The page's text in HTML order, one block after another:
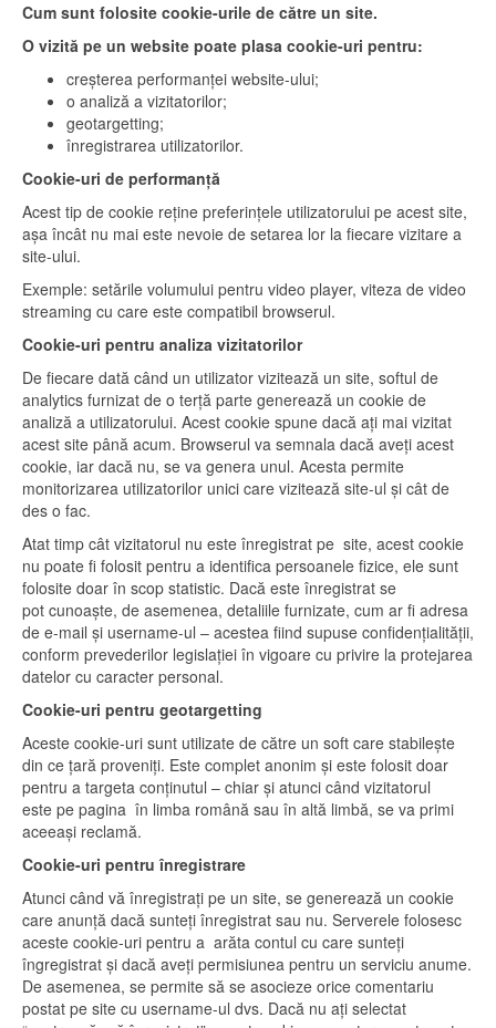
Cum sunt folosite cookie-urile de către un site.
O vizită pe un website poate plasa cookie-uri pentru:
creșterea performanței website-ului;
o analiză a vizitatorilor;
geotargetting;
înregistrarea utilizatorilor.
Cookie-uri de performanță
Acest tip de cookie reține preferințele utilizatorului pe acest site,
așa încât nu mai este nevoie de setarea lor la fiecare vizitare a
site-ului.
Exemple: setările volumului pentru video player, viteza de video
streaming cu care este compatibil browserul.
Cookie-uri pentru analiza vizitatorilor
De fiecare dată când un utilizator vizitează un site, softul de
analytics furnizat de o terță parte generează un cookie de
analiză a utilizatorului. Acest cookie spune dacă ați mai vizitat
acest site până acum. Browserul va semnala dacă aveți acest
cookie, iar dacă nu, se va genera unul. Acesta permite
monitorizarea utilizatorilor unici care vizitează site-ul și cât de
des o fac.
Atat timp cât vizitatorul nu este înregistrat pe site, acest cookie
nu poate fi folosit pentru a identifica persoanele fizice, ele sunt
folosite doar în scop statistic. Dacă este înregistrat se
pot cunoaște, de asemenea, detaliile furnizate, cum ar fi adresa
de e-mail și username-ul – acestea fiind supuse confidențialității,
conform prevederilor legislației în vigoare cu privire la protejarea
datelor cu caracter personal.
Cookie-uri pentru geotargetting
Aceste cookie-uri sunt utilizate de către un soft care stabilește
din ce țară proveniți. Este complet anonim și este folosit doar
pentru a targeta conținutul – chiar și atunci când vizitatorul
este pe pagina în limba română sau în altă limbă, se va primi
aceeași reclamă.
Cookie-uri pentru înregistrare
Atunci când vă înregistrați pe un site, se generează un cookie
care anunță dacă sunteți înregistrat sau nu. Serverele folosesc
aceste cookie-uri pentru a arăta contul cu care sunteți
îngregistrat și dacă aveți permisiunea pentru un serviciu anume.
De asemenea, se permite să se asocieze orice comentariu
postat pe site cu username-ul dvs. Dacă nu ați selectat